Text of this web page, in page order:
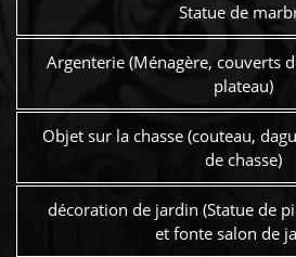
Statue de
Argenterie (Ménagère, couverts
plateau)
Objet sur la chasse (couteau,
de chasse)
décoration de jardin (Statue de
et fonte salon de